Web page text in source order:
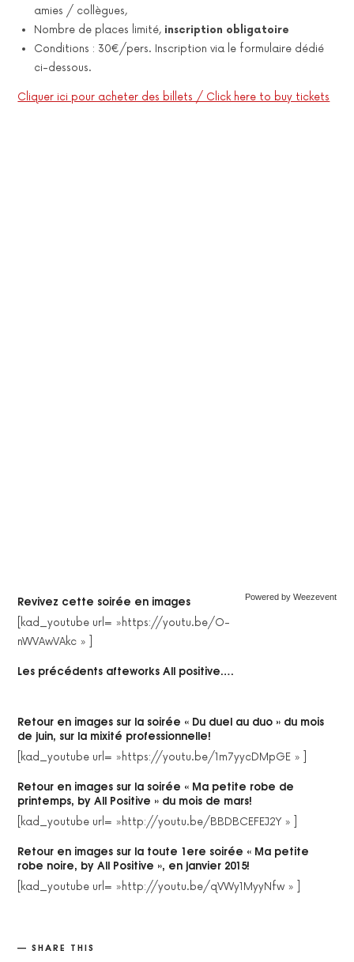
amies / collègues,
Nombre de places limité, inscription obligatoire
Conditions : 30€/pers. Inscription via le formulaire dédié
ci-dessous.
Cliquer ici pour acheter des billets / Click here to buy tickets
Powered by Weezevent
Revivez cette soirée en images
[kad_youtube url= »https://youtu.be/O-
nWVAwVAkc » ]
Les précédents afteworks All positive….
Retour en images sur la soirée « Du duel au duo » du mois
de juin, sur la mixité professionnelle!
[kad_youtube url= »https://youtu.be/1m7yycDMpGE » ]
Retour en images sur la soirée « Ma petite robe de
printemps, by All Positive » du mois de mars!
[kad_youtube url= »http://youtu.be/BBDBCEFEJ2Y » ]
Retour en images sur la toute 1ere soirée « Ma petite
robe noire, by All Positive », en janvier 2015!
[kad_youtube url= »http://youtu.be/qVWy1MyyNfw » ]
SHARE THIS